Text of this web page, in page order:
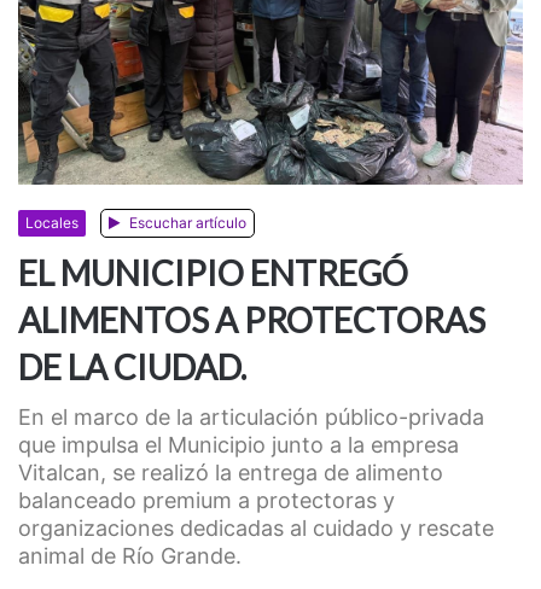
Locales Escuchar artículo
EL MUNICIPIO ENTREGÓ
ALIMENTOS A PROTECTORAS
DE LA CIUDAD.
En el marco de la articulación público-privada
que impulsa el Municipio junto a la empresa
Vitalcan, se realizó la entrega de alimento
balanceado premium a protectoras y
organizaciones dedicadas al cuidado y rescate
animal de Río Grande.